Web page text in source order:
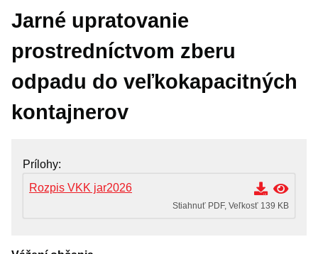
Prednosta úradu
Oddelenia MsÚ
OZNAMY MESTA
Životné situácie
Pracuj pre mesto
Jarné upratovanie
prostredníctvom zberu
odpadu do veľkokapacitných
kontajnerov
Prílohy
Rozpis VKK jar2026
Stiahnuť PDF, Veľkosť 139 KB